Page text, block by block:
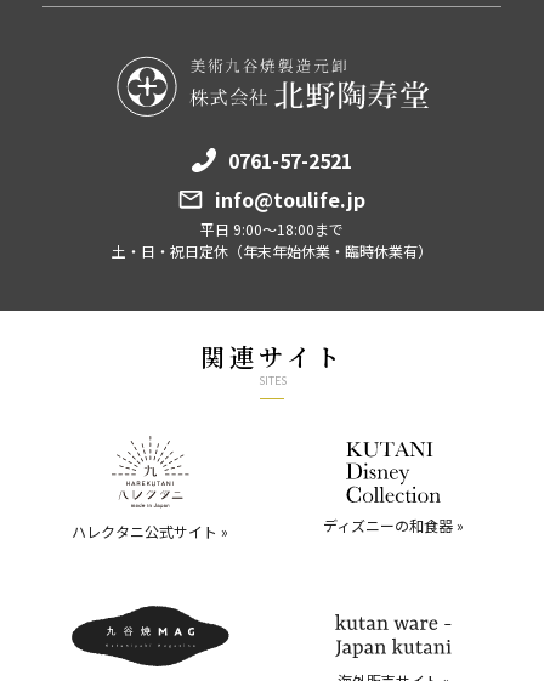
0761-57-2521
info@toulife.jp
平日 9:00～18:00まで
土・日・祝日定休（年末年始休業・臨時休業有）
関連サイト
SITES
ハレクタニ公式サイト » ディズニーの和食器 »